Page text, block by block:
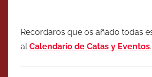
Recordaros que os añado todas
alCalendario de Catas y Eventos.